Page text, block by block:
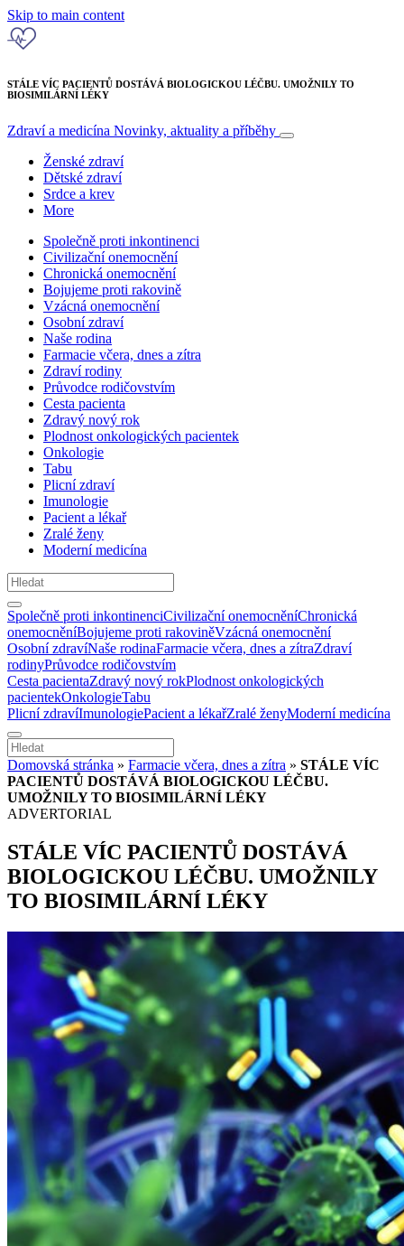
Skip to main content
STÁLE VÍC PACIENTŮ DOSTÁVÁ BIOLOGICKOU LÉČBU. UMOŽNILY TO
BIOSIMILÁRNÍ LÉKY
Zdraví a medicína Novinky, aktuality a příběhy
Ženské zdraví
Dětské zdraví
Srdce a krev
More
Společně proti inkontinenci
Civilizační onemocnění
Chronická onemocnění
Bojujeme proti rakovině
Vzácná onemocnění
Osobní zdraví
Naše rodina
Farmacie včera, dnes a zítra
Zdraví rodiny
Průvodce rodičovstvím
Cesta pacienta
Zdravý nový rok
Plodnost onkologických pacientek
Onkologie
Tabu
Plicní zdraví
Imunologie
Pacient a lékař
Zralé ženy
Moderní medicína
Společně proti inkontinenciCivilizační onemocněníChronická
onemocněníBojujeme proti rakoviněVzácná onemocnění
Osobní zdravíNaše rodinaFarmacie včera, dnes a zítraZdraví
rodinyPrůvodce rodičovstvím
Cesta pacientaZdravý nový rokPlodnost onkologických
pacientekOnkologieTabu
Plicní zdravíImunologiePacient a lékařZralé ženyModerní medicína
Domovská stránka » Farmacie včera, dnes a zítra » STÁLE VÍC
PACIENTŮ DOSTÁVÁ BIOLOGICKOU LÉČBU.
UMOŽNILY TO BIOSIMILÁRNÍ LÉKY
ADVERTORIAL
STÁLE VÍC PACIENTŮ DOSTÁVÁ
BIOLOGICKOU LÉČBU. UMOŽNILY
TO BIOSIMILÁRNÍ LÉKY